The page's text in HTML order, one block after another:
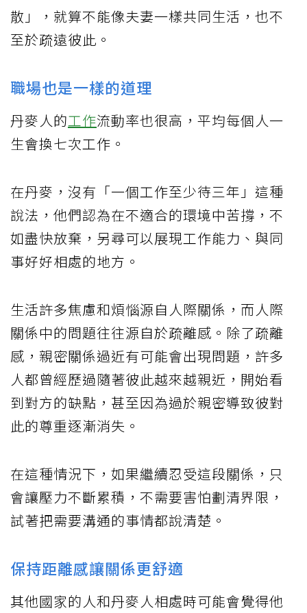
散」，就算不能像夫妻一樣共同生活，也不
至於疏遠彼此。
職場也是一樣的道理
丹麥人的工作流動率也很高，平均每個人一
生會換七次工作。
在丹麥，沒有「一個工作至少待三年」這種
說法，他們認為在不適合的環境中苦撐，不
如盡快放棄，另尋可以展現工作能力、與同
事好好相處的地方。
生活許多焦慮和煩惱源自人際關係，而人際
關係中的問題往往源自於疏離感。除了疏離
感，親密關係過近有可能會出現問題，許多
人都曾經歷過隨著彼此越來越親近，開始看
到對方的缺點，甚至因為過於親密導致彼對
此的尊重逐漸消失。
在這種情況下，如果繼續忍受這段關係，只
會讓壓力不斷累積，不需要害怕劃清界限，
試著把需要溝通的事情都說清楚。
保持距離感讓關係更舒適
其他國家的人和丹麥人相處時可能會覺得他